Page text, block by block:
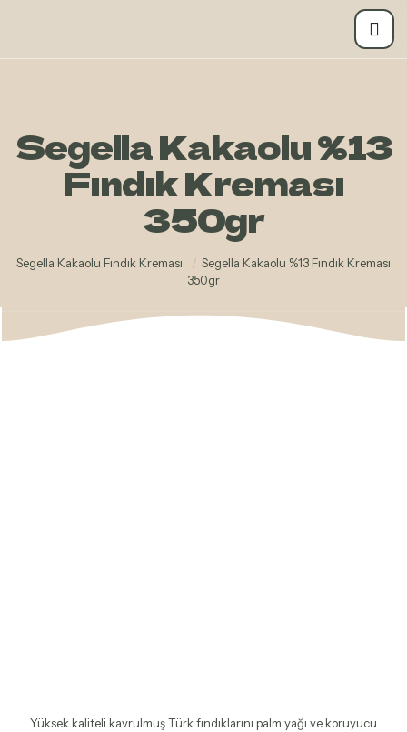
Segella Kakaolu %13
Fındık Kreması
350gr
Segella Kakaolu Fındık Kreması / Segella Kakaolu %13 Fındık Kreması
350gr
Yüksek kaliteli kavrulmuş Türk fındıklarını palm yağı ve koruyucu